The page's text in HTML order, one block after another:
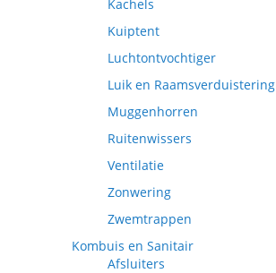
Kachels
Kuiptent
Luchtontvochtiger
Luik en Raamsverduistering
Muggenhorren
Ruitenwissers
Ventilatie
Zonwering
Zwemtrappen
Kombuis en Sanitair
Afsluiters